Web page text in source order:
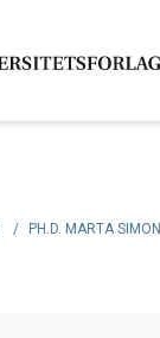
/ PH.D. MARTA SIMON